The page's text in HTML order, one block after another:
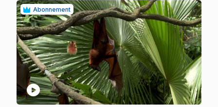
Abonnement
play_circle